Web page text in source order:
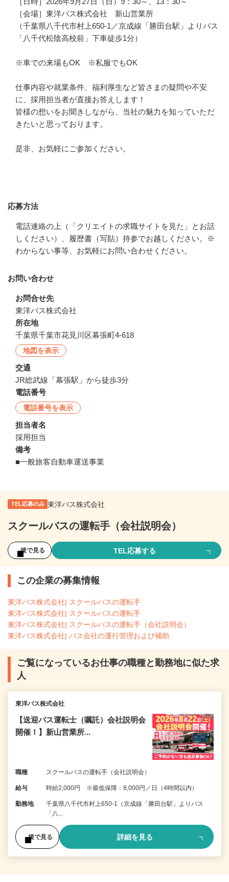
［会場］東洋バス株式会社　新山営業所
（千葉県八千代市村上650-1／京成線「勝田台駅」よりバス
「八千代松陰高校前」下車徒歩1分）
※車での来場もOK　※私服でもOK
仕事内容や就業条件、福利厚生など皆さまの疑問や不安
に、採用担当者が直接お答えします！
皆様の想いをお聞きしながら、当社の魅力を知っていただ
きたいと思っております。
是非、お気軽にご参加ください。
応募方法
電話連絡の上（「クリエイトの求職サイトを見た」とお話
しください）、履歴書（写貼）持参でお越しください。※
わからない事等、お気軽にお問い合わせください。
お問い合わせ
お問合せ先
東洋バス株式会社
所在地
千葉県千葉市花見川区幕張町4-618
地図を表示
交通
JR総武線「幕張駅」から徒歩3分
電話番号
電話番号を表示
担当者名
採用担当
備考
■一般旅客自動車運送事業
TEL応募のみ 東洋バス株式会社
スクールバスの運転手（会社説明会）
後で見る TEL応募する
この企業の募集情報
東洋バス株式会社| スクールバスの運転手
東洋バス株式会社| スクールバスの運転手
東洋バス株式会社| スクールバスの運転手（会社説明会）
東洋バス株式会社| バス会社の運行管理および補助
ご覧になっているお仕事の職種と勤務地に似た求
人
東洋バス株式会社
【送迎バス運転士（嘱託）会社説明会
開催！】新山営業所...
職種 スクールバスの運転手（会社説明会）
給与 時給2,000円 ※最低保障：8,000円／日（4時間以内）
勤務地
千葉県八千代市村上650-1（京成線「勝田台駅」よりバス
「八...
後で見る 詳細を見る